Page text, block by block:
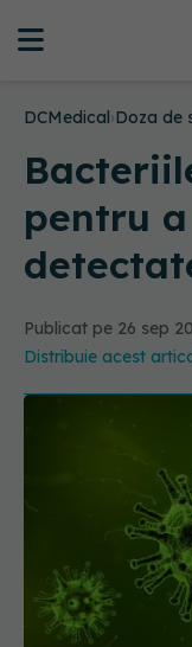
DCMedical›Doza de
pentru
Publicat pe 26 sep
Distribuie acest